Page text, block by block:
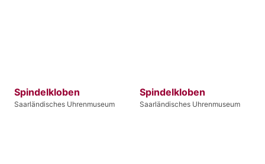
Spindelkloben
Saarländisches Uhrenmuseum
Spindelkloben
Saarländisches Uhrenmuseum